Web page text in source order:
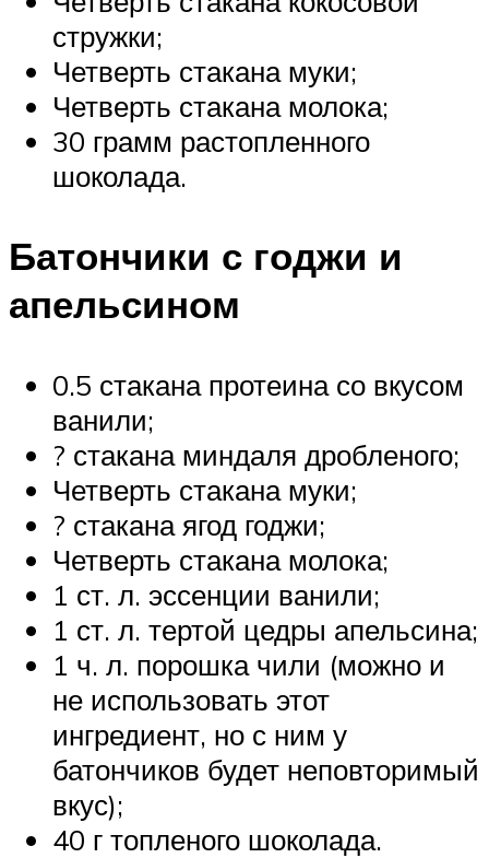
стружки;
Четверть стакана муки;
Четверть стакана молока;
30 грамм растопленного
шоколада.
Батончики с годжи и
апельсином
0.5 стакана протеина со вкусом
ванили;
? стакана миндаля дробленого;
Четверть стакана муки;
? стакана ягод годжи;
Четверть стакана молока;
1 ст. л. эссенции ванили;
1 ст. л. тертой цедры апельсина;
1 ч. л. порошка чили (можно и
не использовать этот
ингредиент, но с ним у
батончиков будет неповторимый
вкус);
40 г топленого шоколада.